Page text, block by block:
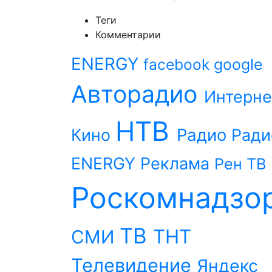
Теги
Комментарии
ENERGY facebook google
Авторадио
Кино НТВ Радио
ENERGY Реклама Рен ТВ
СМИ ТВ ТНТ
Телевидение Яндекс